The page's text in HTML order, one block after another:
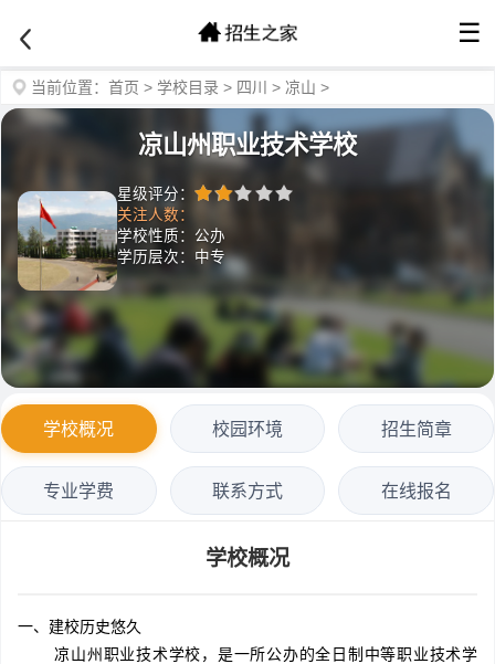
☰
当前位置： 首页 > 学校目录 > 四川 > 凉山 >
凉山州职业技术学校
星级评分：
关注人数：
学校性质：公办
学历层次：中专
学校概况 校园环境 招生简章
专业学费 联系方式 在线报名
学校概况
一、建校历史悠久
凉山州职业技术学校，是一所公办的全日制中等职业技术学